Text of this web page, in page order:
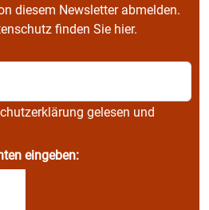
diesem Newsletter abmelden.
finden Sie hier.
gelesen und
eingeben: